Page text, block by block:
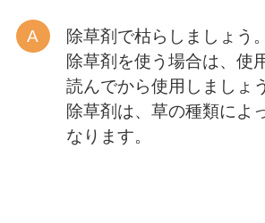
除草剤で枯らしましょう。
除草剤を使う場合は、使
読んでから使用しましょ
除草剤は、草の種類によ
なります。